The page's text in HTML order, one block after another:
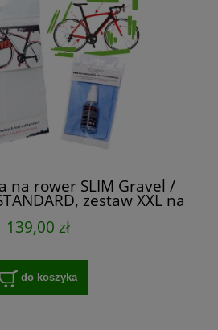
na rower SLIM Gravel /
zestaw XXL na
cały rower
139,00 zł
do koszyka